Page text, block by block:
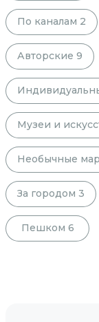
По каналам 2
Авторские 9
Музеи и
Необычные
За городом 3
Пешком 6